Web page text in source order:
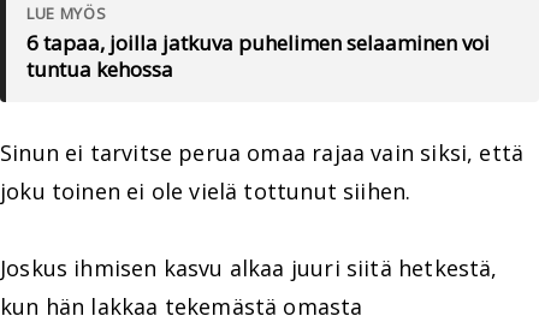
LUE MYÖS
6 tapaa, joilla jatkuva puhelimen selaaminen voi
tuntua kehossa
Sinun ei tarvitse perua omaa rajaa vain siksi, että
joku toinen ei ole vielä tottunut siihen.
Joskus ihmisen kasvu alkaa juuri siitä hetkestä,
kun hän lakkaa tekemästä omasta